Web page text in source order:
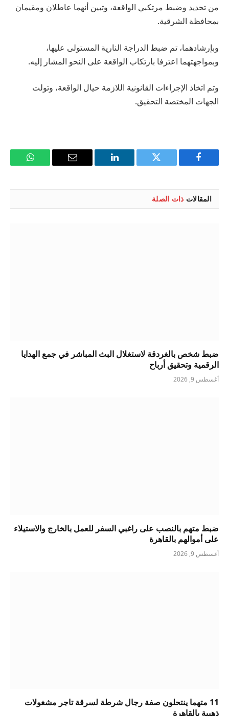
من تحديد وضبط مرتكبي الواقعة، وتبين أنهما عاطلان ومقيمان
بمحافظة الشرقية.
وبإرشادهما، تم ضبط الدراجة النارية المستولى عليها،
وبمواجهتهما اعترفا بارتكاب الواقعة على النحو المشار إليه.
وتم اتخاذ الإجراءات القانونية اللازمة حيال الواقعة، وتولت
الجهات المختصة التحقيق.
فيسبوك تويتر لينكدإن
البريد
واتساب
المقالات ذات الصلة
ضبط شخص بالغردقة لاستغلال البث المباشر في جمع الهدايا
الرقمية وتحقيق أرباح
أغسطس 9, 2026
ضبط متهم بالنصب على راغبي السفر للعمل بالخارج والاستيلاء
على أموالهم بالقاهرة
أغسطس 9, 2026
11 متهما ينتحلون صفة رجال شرطة لسرقة تاجر مشغولات
ذهبية بالقاهرة